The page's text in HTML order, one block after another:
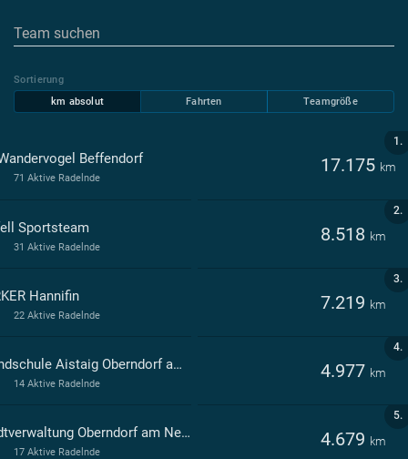
Sortierung
km absolut
Fahrten Teamgröße
1.
Beffendorf 17.175 km
71 Aktive Radelnde
2.
Sportsteam 8.518 km
31 Aktive Radelnde
3.
Hannifin 7.219 km
22 Aktive Radelnde
4.
Grundschule Aistaig Oberndorf am Neckar 4.977 km
14 Aktive Radelnde
5.
Stadtverwaltung Oberndorf am Neckar 4.679 km
17 Aktive Radelnde